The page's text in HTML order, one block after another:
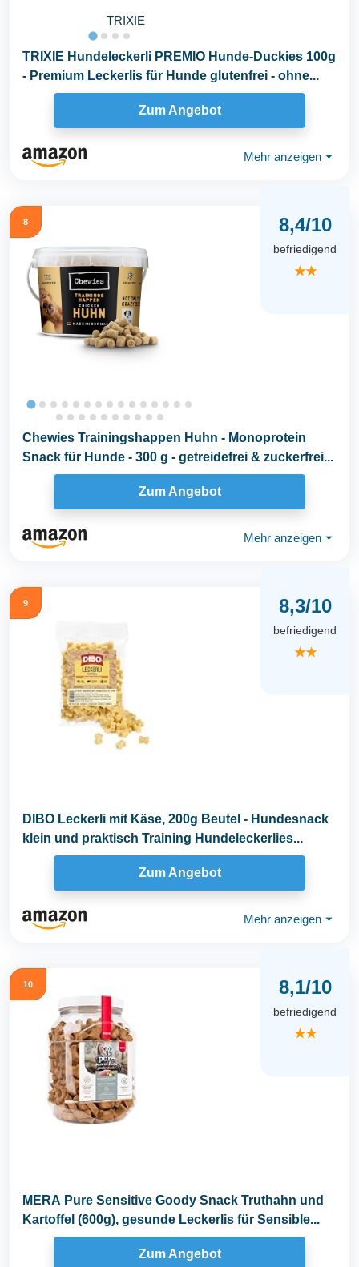
TRIXIE
TRIXIE Hundeleckerli PREMIO Hunde-Duckies 100g
- Premium Leckerlis für Hunde glutenfrei - ohne...
Zum Angebot
Mehr anzeigen ⏷
8 8,4/10
befriedigend
★★
Chewies Trainingshappen Huhn - Monoprotein
Snack für Hunde - 300 g - getreidefrei & zuckerfrei...
Zum Angebot
Mehr anzeigen ⏷
9 8,3/10
befriedigend
★★
DIBO Leckerli mit Käse, 200g Beutel - Hundesnack
klein und praktisch Training Hundeleckerlies...
Zum Angebot
Mehr anzeigen ⏷
10 8,1/10
befriedigend
★★
MERA Pure Sensitive Goody Snack Truthahn und
Kartoffel (600g), gesunde Leckerlis für Sensible...
Zum Angebot